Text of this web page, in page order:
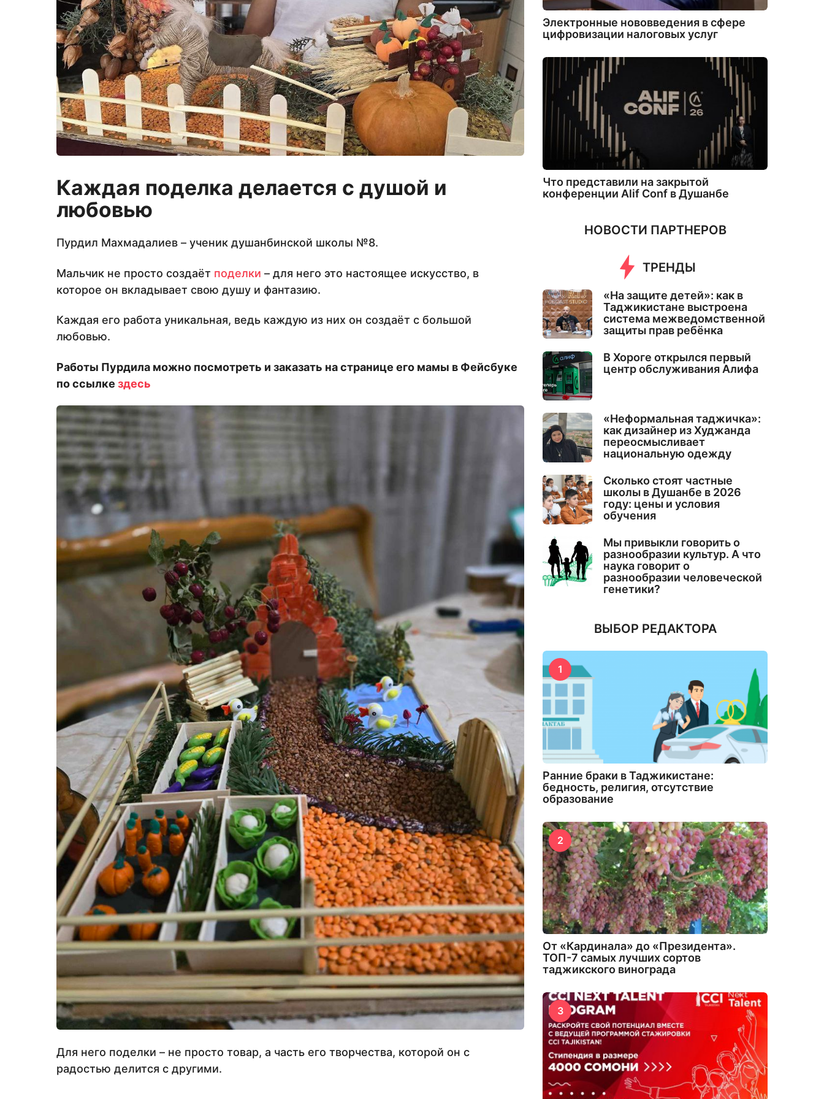
Каждая поделка делается с душой и
любовью
Пурдил Махмадалиев – ученик душанбинской школы №8.
Мальчик не просто создаёт поделки – для него это настоящее искусство, в
которое он вкладывает свою душу и фантазию.
Каждая его работа уникальная, ведь каждую из них он создаёт с большой
любовью.
Работы Пурдила можно посмотреть и заказать на странице его мамы в Фейсбуке
по ссылке здесь
Для него поделки – не просто товар, а часть его творчества, которой он с
радостью делится с другими.
Электронные нововведения в сфере
цифровизации налоговых услуг
Что представили на закрытой
конференции Alif Conf в Душанбе
НОВОСТИ ПАРТНЕРОВ
ТРЕНДЫ
«На защите детей»: как в
Таджикистане выстроена
система межведомственной
защиты прав ребёнка
В Хороге открылся первый
центр обслуживания Алифа
«Неформальная таджичка»:
как дизайнер из Худжанда
переосмысливает
национальную одежду
Сколько стоят частные
школы в Душанбе в 2026
году: цены и условия
обучения
Мы привыкли говорить о
разнообразии культур. А что
наука говорит о
разнообразии человеческой
генетики?
ВЫБОР РЕДАКТОРА
1
Ранние браки в Таджикистане:
бедность, религия, отсутствие
образование
2
От «Кардинала» до «Президента».
ТОП-7 самых лучших сортов
таджикского винограда
3